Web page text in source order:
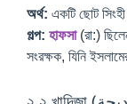
অর্থ: একটি ছোট সিংহী
গল্প: হাফসা(রা:)
সংরক্ষক, যিনি